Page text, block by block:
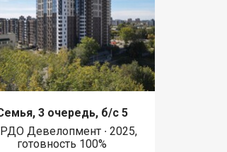
3 очередь, б/с 5
Девелопмент ∙ 2025,
готовность 100%